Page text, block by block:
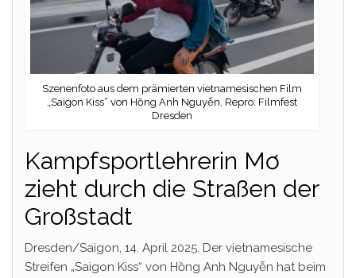
Szenenfoto aus dem prämierten vietnamesischen Film
„Saigon Kiss“ von Hồng Anh Nguyễn, Repro: Filmfest
Dresden
Kampfsportlehrerin Mơ
zieht durch die Straßen der
Großstadt
Dresden/Saigon, 14. April 2025. Der vietnamesische
Streifen „Saigon Kiss“ von Hồng Anh Nguyễn hat beim